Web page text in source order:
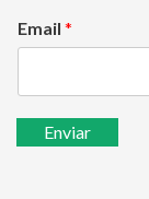
Email *
Enviar